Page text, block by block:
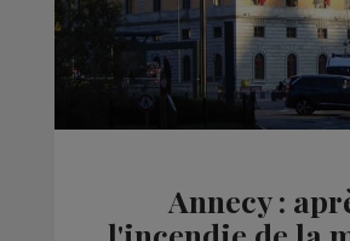
Annecy :